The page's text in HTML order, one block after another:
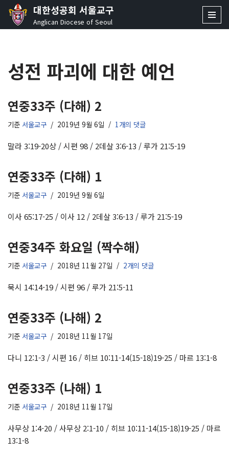
콘
로
건
뛰
기
대한성공회 서울교구
Anglican Diocese of Seoul
성전 파괴에 대한 예언
연중33주 (다해) 2
기준 서울교구 2019년 9월 6일 1개의 댓글
말라 3:19-20상 / 시편 98 / 2데살 3:6-13 / 루가 21:5-19
연중33주 (다해) 1
기준 서울교구 2019년 9월 6일
이사 65:17-25 / 이사 12 / 2데살 3:6-13 / 루가 21:5-19
연중34주 화요일 (짝수해)
기준 서울교구 2018년 11월 27일 2개의 댓글
묵시 14:14-19 / 시편 96 / 루가 21:5-11
연중33주 (나해) 2
기준 서울교구 2018년 11월 17일
다니 12:1-3 / 시편 16 / 히브 10:11-14(15-18)19-25 / 마르 13:1-8
연중33주 (나해) 1
기준 서울교구 2018년 11월 17일
사무상 1:4-20 / 사무상 2:1-10 / 히브 10:11-14(15-18)19-25 / 마르
13:1-8